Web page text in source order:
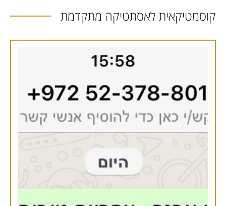
קוסמטיקאית לאסתטיקה מתקדמת